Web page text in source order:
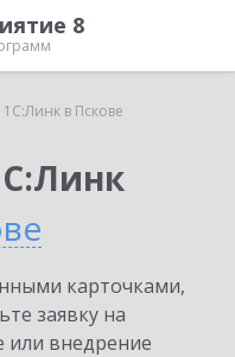
8
1С:Линк в Пскове
карточками,
заявку на
или внедрение